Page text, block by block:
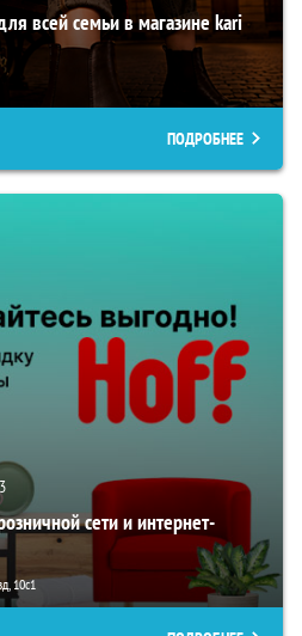
всей семьи в магазине kari
ПОДРОБНЕЕ
сети и интернет-
10с1